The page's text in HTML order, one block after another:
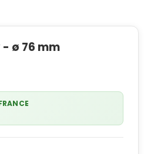
ø 76 mm